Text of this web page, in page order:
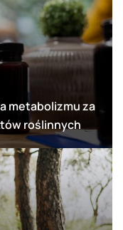
metabolizmu za
roślinnych